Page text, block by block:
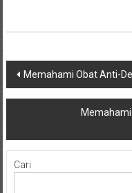
Navigasi
pos
Memahami Obat Anti-
Cari